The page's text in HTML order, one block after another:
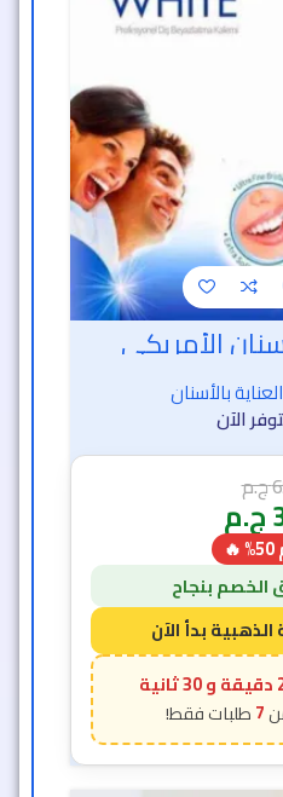
الأمريكي
العناية بالأسنان
الآن
ج.م
ج.م
7